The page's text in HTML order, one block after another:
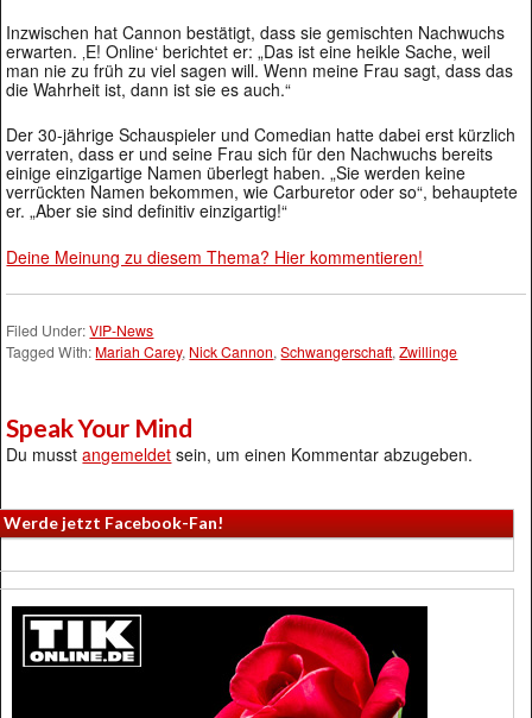
Inzwischen hat Cannon bestätigt, dass sie gemischten Nachwuchs
erwarten. ‚E! Online‘ berichtet er: „Das ist eine heikle Sache, weil
man nie zu früh zu viel sagen will. Wenn meine Frau sagt, dass das
die Wahrheit ist, dann ist sie es auch.“
Der 30-jährige Schauspieler und Comedian hatte dabei erst kürzlich
verraten, dass er und seine Frau sich für den Nachwuchs bereits
einige einzigartige Namen überlegt haben. „Sie werden keine
verrückten Namen bekommen, wie Carburetor oder so“, behauptete
er. „Aber sie sind definitiv einzigartig!“
Deine Meinung zu diesem Thema? Hier kommentieren!
Filed Under:VIP-News
Tagged With: Mariah Carey, Nick Cannon,Schwangerschaft,Zwillinge
Speak Your Mind
Du musstangemeldet sein, um einen Kommentar abzugeben.
Werde jetzt Facebook-Fan!